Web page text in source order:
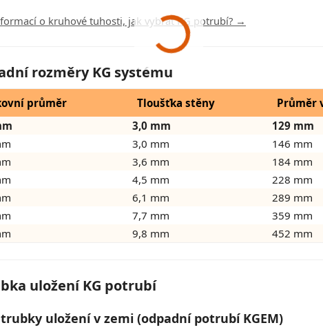
o kruhové tuhosti, jak vybrat KG potrubí? →
rozměry KG systému
průměr Tloušťka stěny
Průměr
3,0 mm
129 mm
3,0 mm
146 mm
3,6 mm
184 mm
4,5 mm
228 mm
6,1 mm
289 mm
7,7 mm
359 mm
9,8 mm 452 mm
uložení KG potrubí